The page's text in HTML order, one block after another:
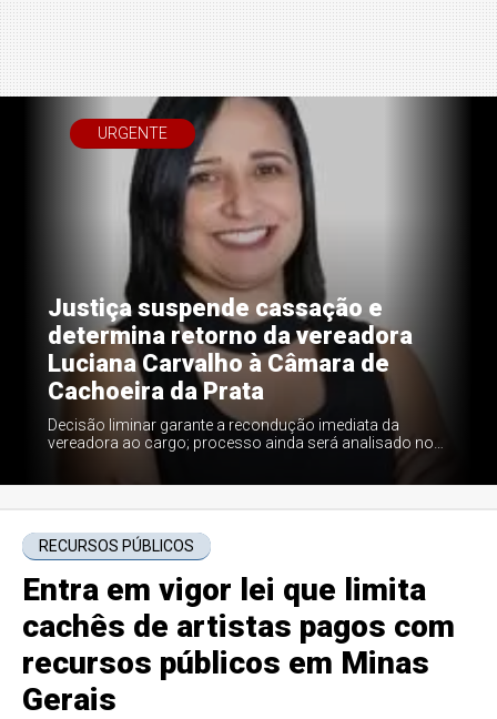
URGENTE
Justiça suspende cassação e
determina retorno da vereadora
Luciana Carvalho à Câmara de
Cachoeira da Prata
Decisão liminar garante a recondução imediata da
vereadora ao cargo; processo ainda será analisado no
RECURSOS PÚBLICOS
Entra em vigor lei que limita
cachês de artistas pagos com
recursos públicos em Minas
Gerais